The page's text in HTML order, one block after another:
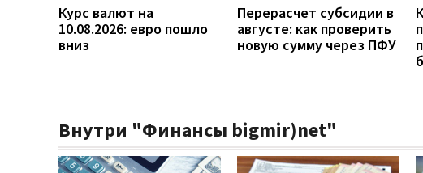
Курс валют на
10.08.2026: евро пошло
вниз
Перерасчет субсидии в
августе: как проверить
новую сумму через ПФУ
Внутри "Финансы bigmir)net"